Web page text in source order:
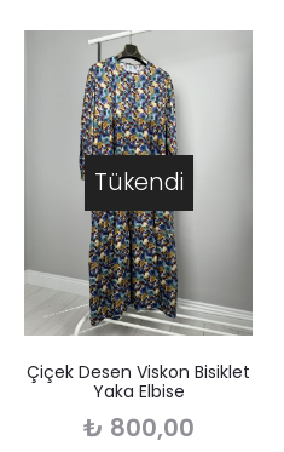
Tükendi
Çiçek Desen Viskon Bisiklet
Yaka Elbise
₺ 800,00